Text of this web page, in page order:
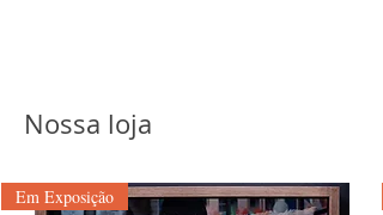
Educação Artística no ano de 1992. Sua
trajetória acadêmica compreende o ciclo
que, à época, conferia ao profissional uma
Nossa loja
Em Exposição